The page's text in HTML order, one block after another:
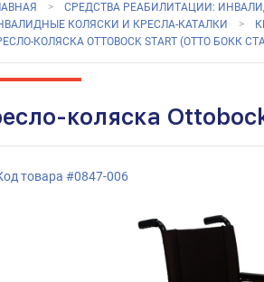
СРЕДСТВА РЕАБИЛИТАЦИИ:
КОЛЯСКИ И КРЕСЛА-КАТАЛКИ
КОЛЯСКА OTTOBOCK START (ОТТО БОКК
коляска
товара #0847-006